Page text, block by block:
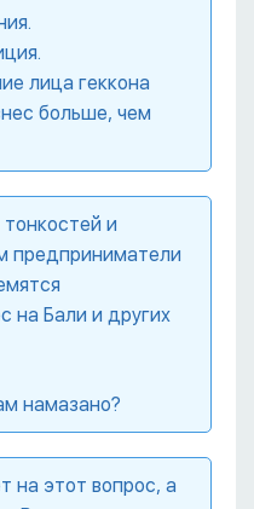
лица геккона
больше, чем
и
предприниматели
на Бали и других
намазано?
на этот вопрос, а